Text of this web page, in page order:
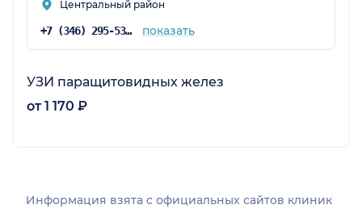
Центральный район
+7 (346) 295-53-00 показать
УЗИ паращитовидных желез
от 1 170 ₽
Информация взята c официальных сайтов клиник